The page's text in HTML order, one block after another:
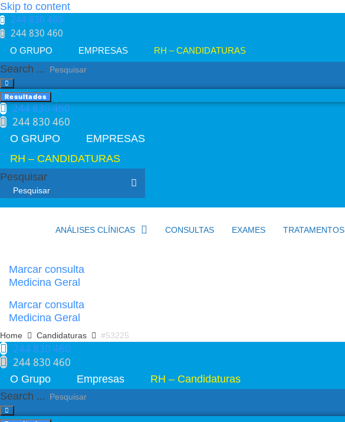
Skip to content
244 830 460​
244 830 460​
O GRUPO EMPRESAS RH – CANDIDATURAS
Search ...
Resultados
244 830 460​
244 830 460​
O GRUPO
EMPRESAS
RH – CANDIDATURAS
Pesquisar
ANÁLISES CLÍNICAS CONSULTAS EXAMES TRATAMENTOS
Marcar consulta
Medicina Geral
Marcar consulta
Medicina Geral
Home Candidaturas #53225
244 830 460​
244 830 460​
O Grupo Empresas
RH – Candidaturas
Search ...